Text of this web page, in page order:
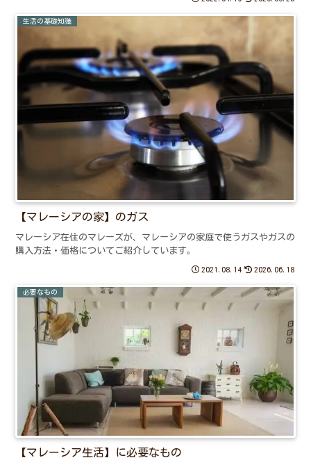
生活の基礎知識
【マレーシアの家】のガス
マレーシア在住のマレーズが、マレーシアの家庭で使うガスやガスの
購入方法・価格についてご紹介しています。
2021.08.14 2026.06.18
必要なもの
【マレーシア生活】に必要なもの